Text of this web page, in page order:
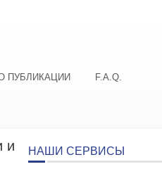
ПУБЛИКАЦИИ F.A.Q.
и НАШИ СЕРВИСЫ